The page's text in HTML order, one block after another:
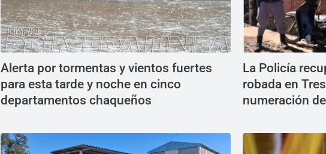
Alerta por tormentas y vientos fuertes
para esta tarde y noche en cinco
departamentos chaqueños
La Policía
robada en
numeración